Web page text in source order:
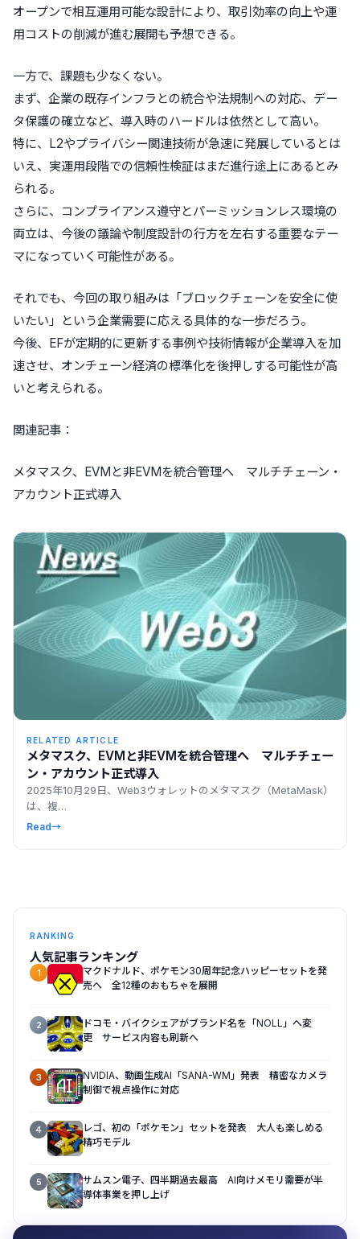
オープンで相互運用可能な設計により、取引効率の向上や運
用コストの削減が進む展開も予想できる。
一方で、課題も少なくない。
まず、企業の既存インフラとの統合や法規制への対応、デー
タ保護の確立など、導入時のハードルは依然として高い。
特に、L2やプライバシー関連技術が急速に発展しているとは
いえ、実運用段階での信頼性検証はまだ進行途上にあるとみ
られる。
さらに、コンプライアンス遵守とパーミッションレス環境の
両立は、今後の議論や制度設計の行方を左右する重要なテー
マになっていく可能性がある。
それでも、今回の取り組みは「ブロックチェーンを安全に使
いたい」という企業需要に応える具体的な一歩だろう。
今後、EFが定期的に更新する事例や技術情報が企業導入を加
速させ、オンチェーン経済の標準化を後押しする可能性が高
いと考えられる。
関連記事：
メタマスク、EVMと非EVMを統合管理へ マルチチェーン・
アカウント正式導入
RELATED ARTICLE
メタマスク、EVMと非EVMを統合管理へ マルチチェー
ン・アカウント正式導入
2025年10月29日、Web3ウォレットのメタマスク（MetaMask）
は、複…
Read→
RANKING
人気記事ランキング
1
マクドナルド、ポケモン30周年記念ハッピーセットを発
売へ 全12種のおもちゃを展開
2
ドコモ・バイクシェアがブランド名を「NOLL」へ変
更 サービス内容も刷新へ
3
NVIDIA、動画生成AI「SANA-WM」発表 精密なカメラ
制御で視点操作に対応
4
レゴ、初の「ポケモン」セットを発表 大人も楽しめる
精巧モデル
5
サムスン電子、四半期過去最高 AI向けメモリ需要が半
導体事業を押し上げ